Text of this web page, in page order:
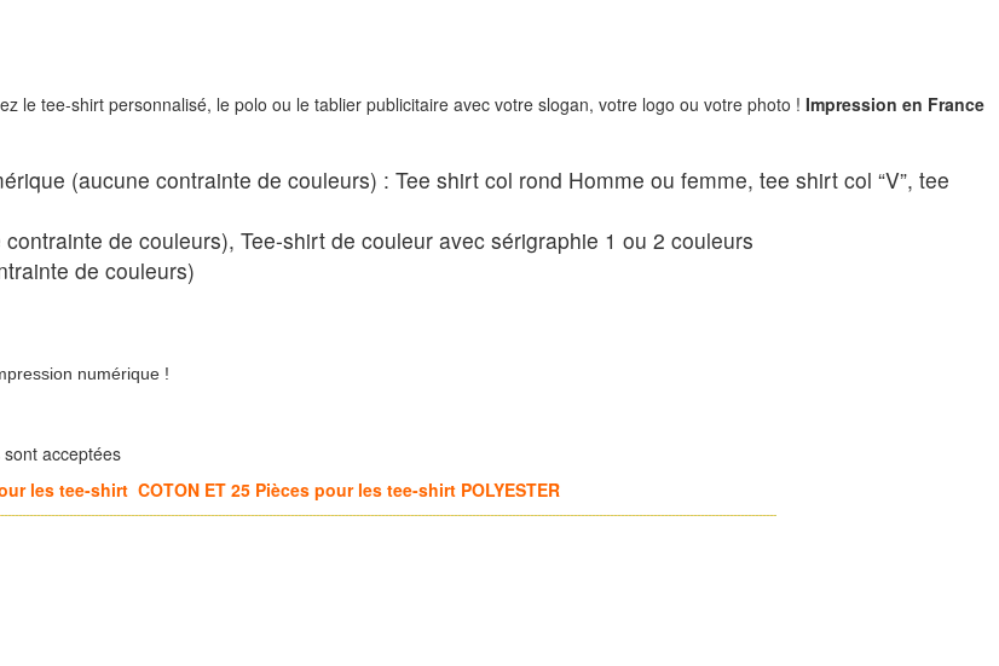
le tee-shirt personnalisé, le polo ou le tablier publicitaire avec votre slogan, votre logo ou votre photo ! Impression en France
(aucune contrainte de couleurs) : Tee shirt col rond Homme ou femme, tee shirt col “V”, tee
de couleurs), Tee-shirt de couleur avec sérigraphie 1 ou 2 couleurs
de couleurs)
numérique !
acceptées
les tee-shirt COTON ET 25 Pièces pour les tee-shirt POLYESTER